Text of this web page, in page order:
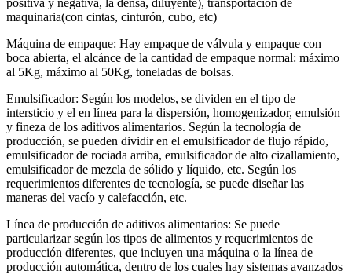
positiva y negativa, la densa, diluyente), transportación de
maquinaria(con cintas, cinturón, cubo, etc)
Máquina de empaque: Hay empaque de válvula y empaque con
boca abierta, el alcánce de la cantidad de empaque normal: máximo
al 5Kg, máximo al 50Kg, toneladas de bolsas.
Emulsificador: Según los modelos, se dividen en el tipo de
intersticio y el en línea para la dispersión, homogenizador, emulsión
y fineza de los aditivos alimentarios. Según la tecnología de
producción, se pueden dividir en el emulsificador de flujo rápido,
emulsificador de rociada arriba, emulsificador de alto cizallamiento,
emulsificador de mezcla de sólido y líquido, etc. Según los
requerimientos diferentes de tecnología, se puede diseñar las
maneras del vacío y calefacción, etc.
Línea de producción de aditivos alimentarios: Se puede
particularizar según los tipos de alimentos y requerimientos de
producción diferentes, que incluyen una máquina o la línea de
producción automática, dentro de los cuales hay sistemas avanzados